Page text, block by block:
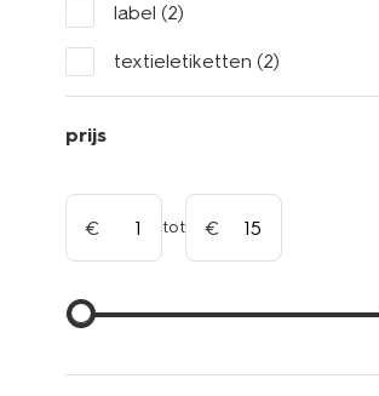
label (2)
textieletiketten (2)
prijs
tot